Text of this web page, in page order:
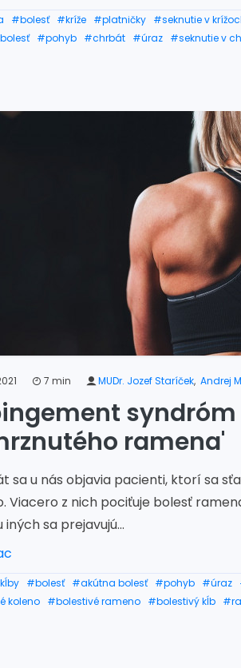
#bolesť #kríže #platničky #seknutie v
#pohyb #chrbát #úraz #seknutie v
7 min MUDr. Jozef Staríček, Andrej
ramena'
sa u nás objavia pacienti, ktorí sa
Viacero z nich pociťuje bolesť
iných sa prejavujú...
#bolesť #akútna bolesť #pohyb #úraz
koleno #bolestivé rameno #bolestivý kĺb